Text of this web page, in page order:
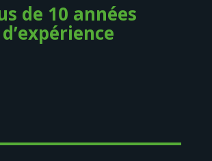
de 10 années
d’expérience